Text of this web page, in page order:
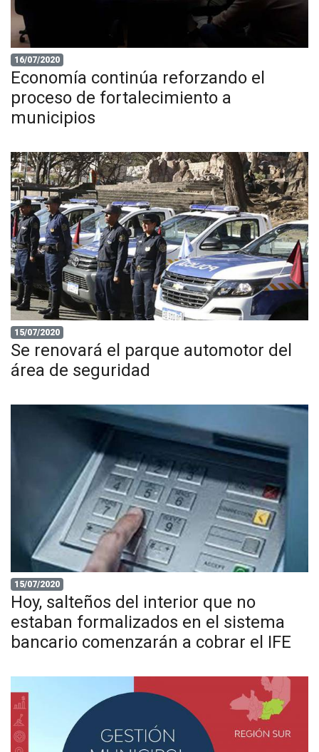
16/07/2020
Economía continúa reforzando el
proceso de fortalecimiento a
municipios
15/07/2020
Se renovará el parque automotor del
área de seguridad
15/07/2020
Hoy, salteños del interior que no
estaban formalizados en el sistema
bancario comenzarán a cobrar el IFE